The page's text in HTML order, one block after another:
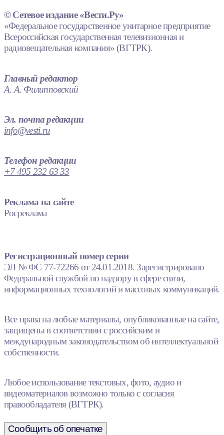
© Сетевое издание «Вести.Ру»
«Федеральное государственное унитарное предприятие
Всероссийская государственная телевизионная и
радиовещательная компания» (ВГТРК).
Главный редактор
А. А. Филипповский
Эл. почта редакции
info@vesti.ru
Телефон редакции
+7 495 232 63 33
Реклама на сайте
Росреклама
Регистрационный номер серии
ЭЛ № ФС 77-72266 от 24.01.2018. Зарегистрировано
Федеральной службой по надзору в сфере связи,
информационных технологий и массовых коммуникаций.
Все права на любые материалы, опубликованные на сайте,
защищены в соответствии с российским и
международным законодательством об интеллектуальной
собственности.
Любое использование текстовых, фото, аудио и
видеоматериалов возможно только с согласия
правообладателя (ВГТРК).
Сообщить об опечатке